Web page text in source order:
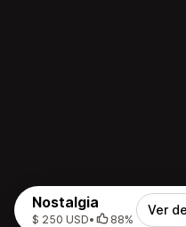
Nostalgia
$ 250 USD• 88%
Ver